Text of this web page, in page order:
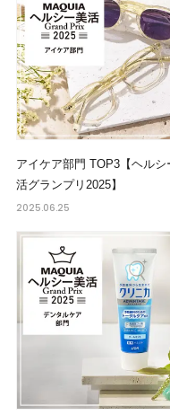
アイケア部門 TOP3【ヘルシ
活グランプリ2025】
2025.06.25